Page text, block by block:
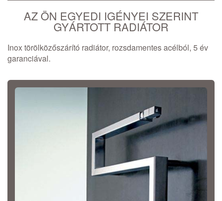
AZ ÖN EGYEDI IGÉNYEI SZERINT
GYÁRTOTT RADIÁTOR
Inox törölközőszárító radiátor, rozsdamentes acélból, 5 év
garanciával.